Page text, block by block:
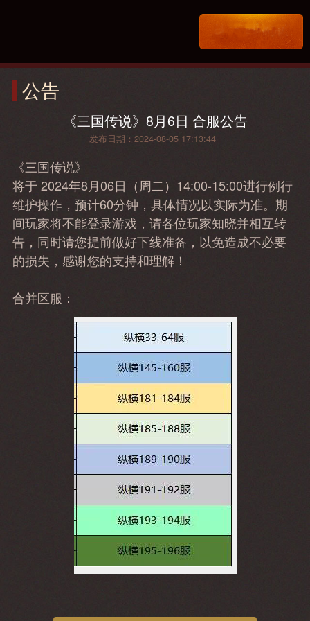
公告
《三国传说》8月6日 合服公告
发布日期：2024-08-05 17:13:44
《三国传说》
将于 2024年8月06日（周二）14:00-15:00进行例行
维护操作，预计60分钟，具体情况以实际为准。期
间玩家将不能登录游戏，请各位玩家知晓并相互转
告，同时请您提前做好下线准备，以免造成不必要
的损失，感谢您的支持和理解！
合并区服：